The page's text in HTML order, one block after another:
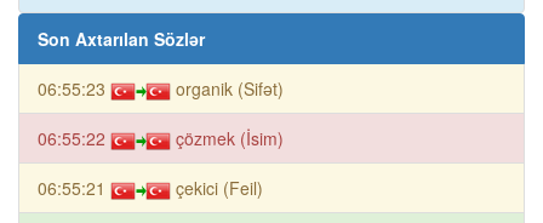
Son Axtarılan Sözlər
06:55:23 organik (Sifət)
06:55:22 çözmek (İsim)
06:55:21 çekici (Feil)